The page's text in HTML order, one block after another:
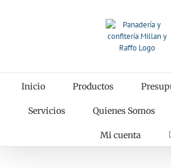
Inicio Productos
Servicios Quienes Somos
Mi cuenta